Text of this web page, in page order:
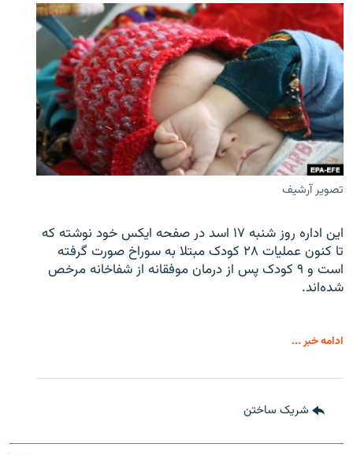
تصویر آرشیف
این اداره روز شنبه ۱۷ اسد در صفحه ایکس خود نوشته که
تا کنون عملیات ۲۸ کودک مبتلا به سوراخ صورت گرفته
است و ۹ کودک پس از درمان موفقانه از شفاخانه مرخص
شده‌اند.
ادامه خبر ...
شریک ساختن